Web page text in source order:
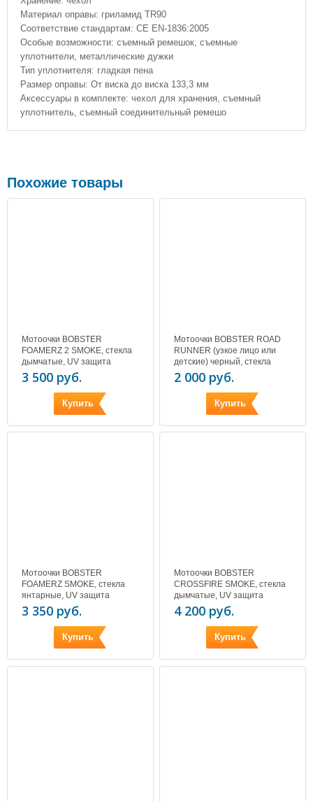
Материал оправы: гриламид TR90
Соответствие стандартам: CE EN-1836:2005
Особые возможности: съемный ремешок, съемные
уплотнители, металлические дужки
Тип уплотнителя: гладкая пена
Размер оправы: От виска до виска 133,3 мм
Аксессуары в комплекте: чехол для хранения, съемный
уплотнитель, съемный соединительный ремешо
Похожие товары
Мотоочки BOBSTER
FOAMERZ 2 SMOKE, стекла
дымчатые, UV защита
3 500 руб.
Купить
Мотоочки BOBSTER ROAD
RUNNER (узкое лицо или
детские) черный, стекла
дымчатые, UV защита
2 000 руб.
Купить
Мотоочки BOBSTER
FOAMERZ SMOKE, стекла
янтарные, UV защита
3 350 руб.
Купить
Мотоочки BOBSTER
CROSSFIRE SMOKE, стекла
дымчатые, UV защита
4 200 руб.
Купить